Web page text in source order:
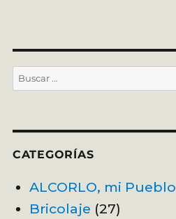
Buscar
por:
CATEGORÍAS
ALCORLO, mi Pueblo
Bricolaje (27)